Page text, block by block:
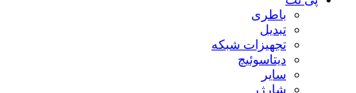
باطری
تبدیل
تجهیزات شبکه
دیتاسوئیچ
سایر
شارژر